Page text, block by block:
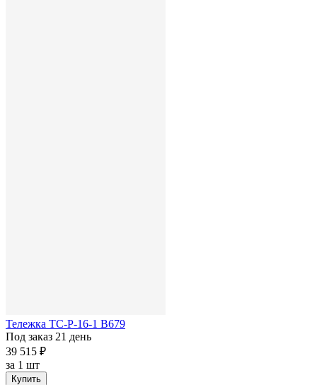
Тележка ТС-Р-16-1 В679
Под заказ 21 день
39 515 ₽
за 1 шт
Купить